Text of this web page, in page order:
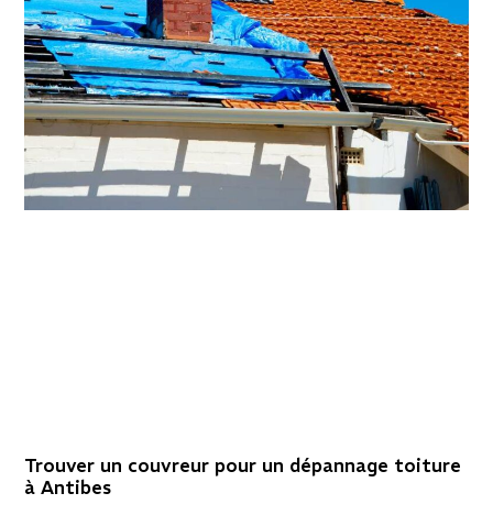
Trouver un couvreur pour un dépannage toiture
à Antibes